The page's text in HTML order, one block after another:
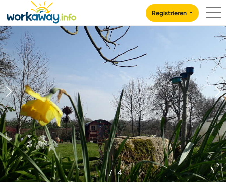
CONTENT
MAIN NAVIGATION
Registrieren
1/14